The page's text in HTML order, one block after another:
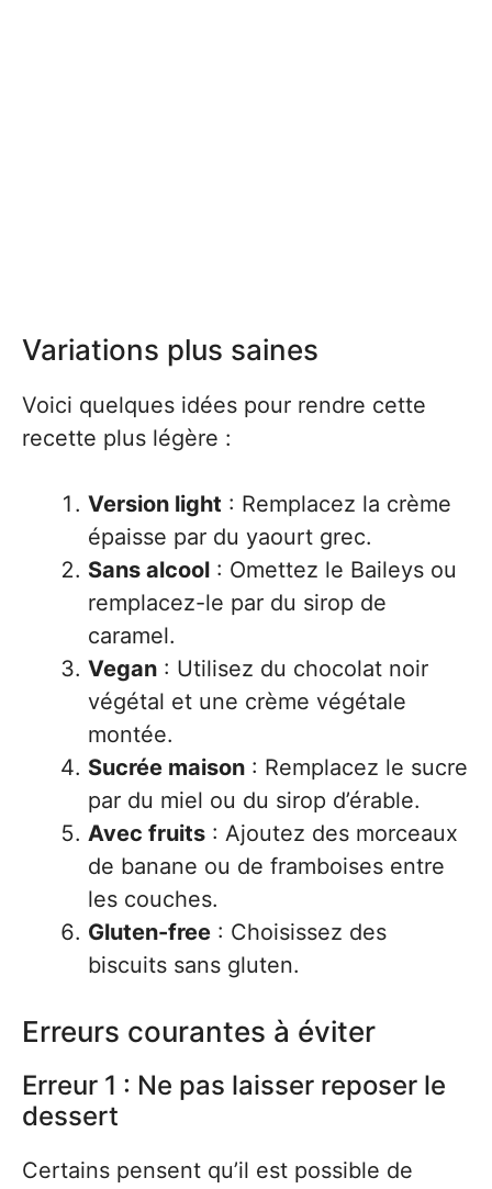
Variations plus saines
Voici quelques idées pour rendre cette
recette plus légère :
Version light : Remplacez la crème
épaisse par du yaourt grec.
Sans alcool : Omettez le Baileys ou
remplacez-le par du sirop de
caramel.
Vegan : Utilisez du chocolat noir
végétal et une crème végétale
montée.
Sucrée maison : Remplacez le sucre
par du miel ou du sirop d’érable.
Avec fruits : Ajoutez des morceaux
de banane ou de framboises entre
les couches.
Gluten-free : Choisissez des
biscuits sans gluten.
Erreurs courantes à éviter
Erreur 1 : Ne pas laisser reposer le
dessert
Certains pensent qu’il est possible de